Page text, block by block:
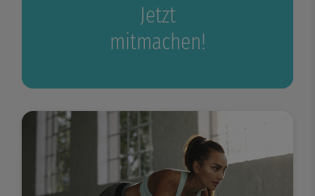
Jetzt
mitmachen!